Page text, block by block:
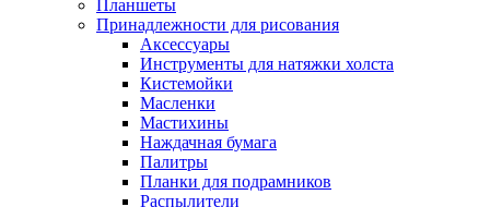
Планшеты
Принадлежности для рисования
Аксессуары
Инструменты для натяжки холста
Кистемойки
Масленки
Мастихины
Наждачная бумага
Палитры
Планки для подрамников
Распылители